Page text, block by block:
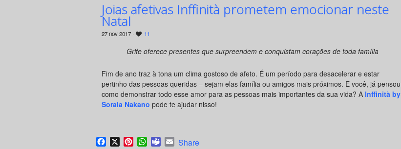
Joias afetivas Inffinità prometem emocionar neste
Natal
27 nov 2017 · 11
Grife oferece presentes que surpreendem e conquistam corações de toda família
Fim de ano traz à tona um clima gostoso de afeto. É um período para desacelerar e estar
pertinho das pessoas queridas – sejam elas família ou amigos mais próximos. E você, já pensou
como demonstrar todo esse amor para as pessoas mais importantes da sua vida? A Inffinità by
Soraia Nakano pode te ajudar nisso!
Facebook
X PinterestWhatsApp
TeamsEmail
Share